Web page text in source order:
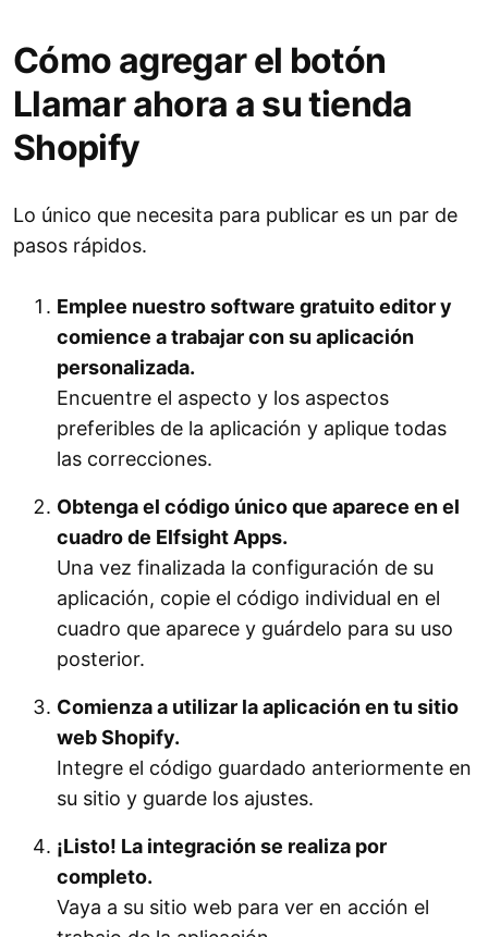
Cómo agregar el botón
Llamar ahora a su tienda
Shopify
Lo único que necesita para publicar es un par de
pasos rápidos.
Emplee nuestro software gratuito editor y
comience a trabajar con su aplicación
personalizada.
Encuentre el aspecto y los aspectos
preferibles de la aplicación y aplique todas
las correcciones.
Obtenga el código único que aparece en el
cuadro de Elfsight Apps.
Una vez finalizada la configuración de su
aplicación, copie el código individual en el
cuadro que aparece y guárdelo para su uso
posterior.
Comienza a utilizar la aplicación en tu sitio
web Shopify.
Integre el código guardado anteriormente en
su sitio y guarde los ajustes.
¡Listo! La integración se realiza por
completo.
Vaya a su sitio web para ver en acción el